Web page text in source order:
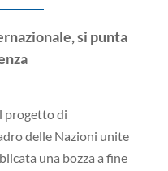
si punta
progetto di
delle Nazioni unite
una bozza a fine